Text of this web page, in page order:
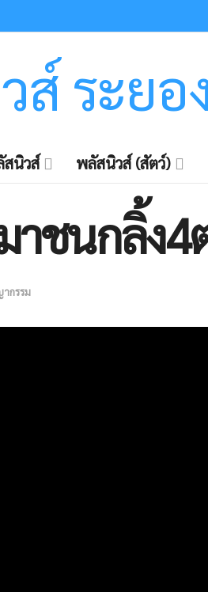
ระยอ
สนิวส์ พลัสนิวส์ (สัตว์)
าชนกลิ้ง
กรรม